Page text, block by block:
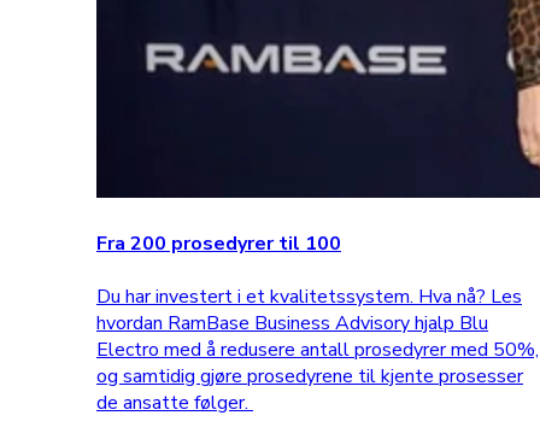
Fra 200 prosedyrer til 100
Du har investert i et kvalitetssystem. Hva nå? Les
hvordan RamBase Business Advisory hjalp Blu
Electro med å redusere antall prosedyrer med 50%,
og samtidig gjøre prosedyrene til kjente prosesser
de ansatte følger.